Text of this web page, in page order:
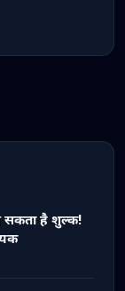
सकता है शुल्क!